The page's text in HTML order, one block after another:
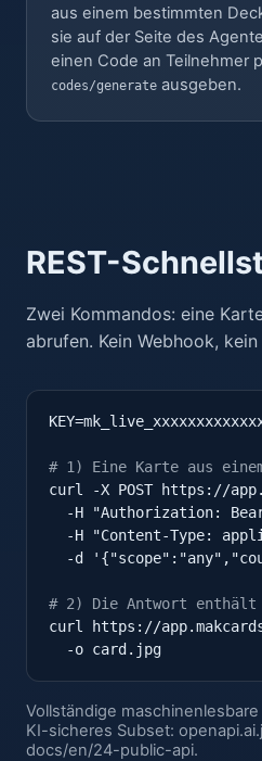
aus einem bestimmten
sie auf der Seite des
einen Code an Teilnehmer
codes/generate ausgeben.
REST-
Zwei Kommandos: eine
abrufen. Kein Webhook,
# 1) Eine Karte aus
curl -X POST https://
-H "Authorization:
-H "Content-Type:
-d
# 2) Die Antwort enthält
curl https://
  -o card.jpg
Vollständige
KI-sicheres Subset:
docs/en/24-public-api.